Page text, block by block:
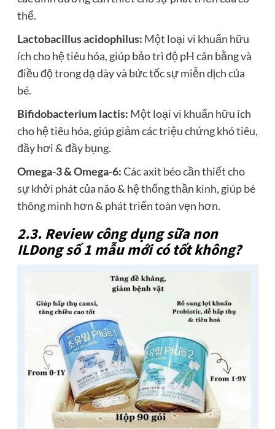
thể.
Lactobacillus acidophilus: Một loại vi khuẩn hữu
ích cho hệ tiêu hóa, giúp bảo trì độ pH cân bằng và
điều độ trong dạ dày và bức tốc sự miễn dịch của
bé.
Bifidobacterium lactis: Một loại vi khuẩn hữu ích
cho hệ tiêu hóa, giúp giảm các triệu chứng khó tiêu,
đầy hơi & đầy bụng.
Omega-3 & Omega-6:Các axit béo cần thiết cho
sự khởi phát của não & hệ thống thần kinh, giúp bé
thông minh hơn & phát triển toàn vẹn hơn.
2.3. Review công dụng sữa non
ILDong số 1 mẫu mới có tốt không?